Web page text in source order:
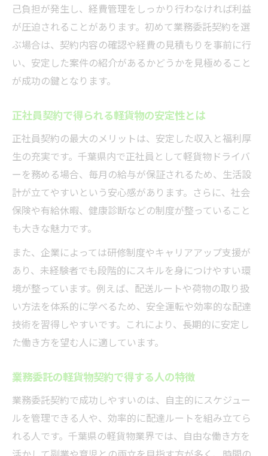
己負担が発生し、経費管理をしっかり行わなければ利益
が圧迫されることがあります。初めて業務委託契約を選
ぶ場合は、契約内容の確認や経費の見積もりを事前に行
い、安定した案件の紹介があるかどうかを見極めること
が成功の鍵となります。
正社員契約で得られる軽貨物の安定性とは
正社員契約の最大のメリットは、安定した収入と福利厚
生の充実です。千葉県内で正社員として軽貨物ドライバ
ーを務める場合、毎月の給与が保証されるため、生活設
計が立てやすいという安心感があります。さらに、社会
保険や有給休暇、健康診断などの制度が整っていること
も大きな魅力です。
また、企業によっては研修制度やキャリアアップ支援が
あり、未経験者でも段階的にスキルを身につけやすい環
境が整っています。例えば、配送ルートや荷物の取り扱
い方法を体系的に学べるため、安全運転や効率的な配達
技術を習得しやすいです。これにより、長期的に安定し
た働き方を望む人に適しています。
業務委託の軽貨物契約で得する人の特徴
業務委託契約で成功しやすいのは、自主的にスケジュー
ルを管理できる人や、効率的に配達ルートを組み立てら
れる人です。千葉県の軽貨物業界では、自由な働き方を